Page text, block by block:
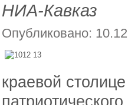
НИА-Кавказ
Опубликовано:
краевой